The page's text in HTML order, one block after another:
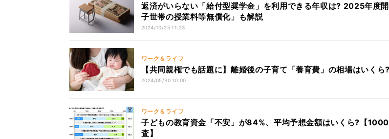
返済がいらない「給付型奨学金」を利用できる年収は? 2025年度
子世帯の授業料等無償化」も解説
2024/10/25 11:23
ワーク＆ライフ
【共同親権でも話題に】離婚後の子育て「養育費」の相場はいくら?
2024/05/30 10:00
ワーク＆ライフ
子どもの教育資金「不安」が84%、平均予想金額はいくら?【
査】